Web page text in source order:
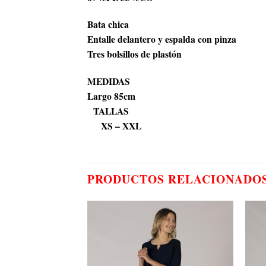
Bata chica
Entalle delantero y espalda con pinza
Tres bolsillos de plastón
MEDIDAS
Largo 85cm
TALLAS
XS – XXL
PRODUCTOS